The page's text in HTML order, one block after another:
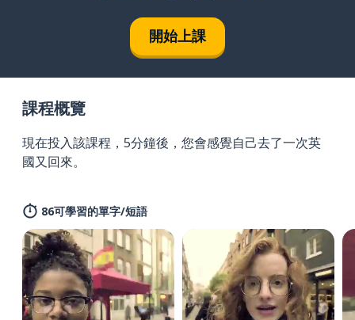
開始上課
課程概覽
現在投入該課程，5分鐘後，您會感覺自己去了一次英
國又回來。
86可學習的單字/短語